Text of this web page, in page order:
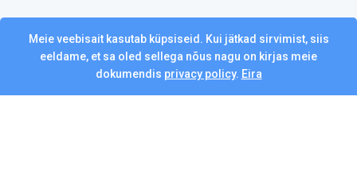
Meie veebisait kasutab küpsiseid. Kui jätkad sirvimist, siis
eeldame, et sa oled sellega nõus nagu on kirjas meie
dokumendis privacy policy. Eira